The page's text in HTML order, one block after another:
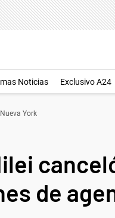
Noticias Exclusivo A24
Nueva York
de